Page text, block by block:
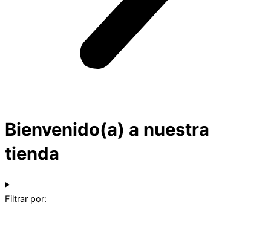
Bienvenido(a) a nuestra
tienda
Filtrar por: